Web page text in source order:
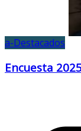
a-Destacados
Encuesta